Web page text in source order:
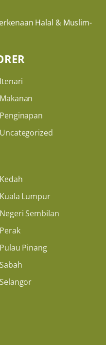
Halal & Muslim-
Itenari
Makanan
Penginapan
Uncategorized
Kedah
Kuala Lumpur
Negeri Sembilan
Perak
Pulau Pinang
Sabah
Selangor